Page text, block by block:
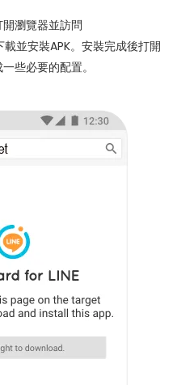
瀏覽器並訪問
並安裝APK。安裝完成後打開
些必要的配置。